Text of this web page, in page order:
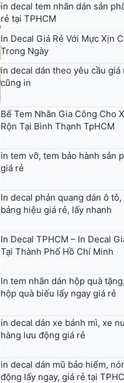
in decal tem nhãn dán sản
rẻ tại TPHCM
In Decal Giá Rẻ Với Mực Xịn
Trong Ngày
in decal dán theo yêu cầu
cũng in
Bế Tem Nhãn Gia Công Cho
Rộn Tại Bình Thạnh TpHCM
in tem vỡ, tem bảo hành sản
giá rẻ
In decal phản quang dán ô
bảng hiệu giá rẻ, lấy nhanh
In Decal TPHCM – In Decal
Tại Thành Phố Hồ Chí Minh
In tem nhãn dán hộp quà
hộp quà biếu lấy ngay giá rẻ
in decal dán xe bánh mì, xe
hàng lưu động giá rẻ
in decal dán mũ bảo hiểm,
động lấy ngay, giá rẻ tại